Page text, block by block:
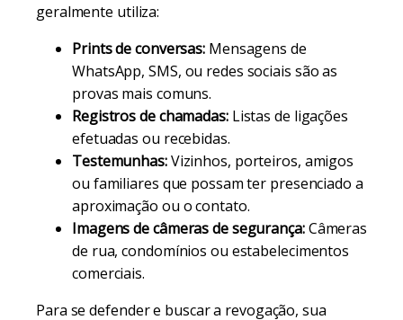
geralmente utiliza:
Prints de conversas: Mensagens de
WhatsApp, SMS, ou redes sociais são as
provas mais comuns.
Registros de chamadas:Listas de ligações
efetuadas ou recebidas.
Testemunhas:Vizinhos, porteiros, amigos
ou familiares que possam ter presenciado a
aproximação ou o contato.
Imagens de câmeras de segurança:Câmeras
de rua, condomínios ou estabelecimentos
comerciais.
Para se defender e buscar a revogação, sua